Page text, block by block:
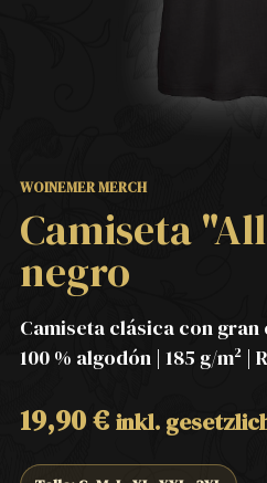
WOINEMER MERCH
Camiseta
negro
Camiseta clásica con
100 % algodón | 185 g/m² |
19,90€ inkl.